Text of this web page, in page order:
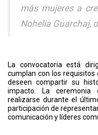
más mujeres a
Nohelia Guarchaj,
La convocatoria está
cumplan con los requisitos
deseen compartir su
impacto. La ceremonia
realizarse durante el
participación de
comunicación y líderes